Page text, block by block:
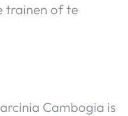
trainen of te
Cambogia is